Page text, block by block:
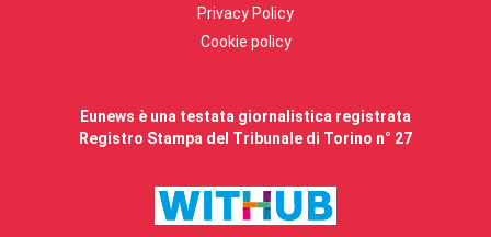
Privacy Policy
Cookie policy
Eunews è una testata giornalistica registrata
Registro Stampa del Tribunale di Torino n° 27